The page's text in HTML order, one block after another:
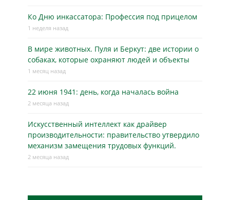
Ко Дню инкассатора: Профессия под прицелом
1 неделя назад
В мире животных. Пуля и Беркут: две истории о
собаках, которые охраняют людей и объекты
1 месяц назад
22 июня 1941: день, когда началась война
2 месяца назад
Искусственный интеллект как драйвер
производительности: правительство утвердило
механизм замещения трудовых функций.
2 месяца назад